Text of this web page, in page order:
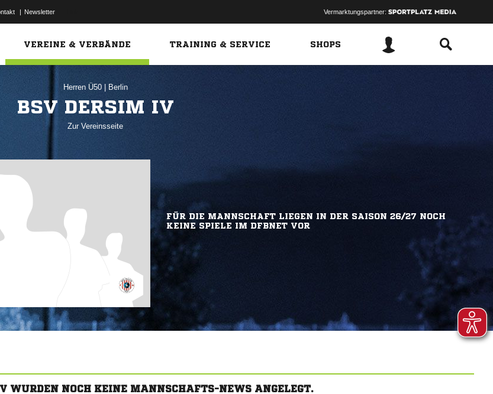
| Newsletter Vermarktungspartner:
VEREINE & VERBÄNDE TRAINING & SERVICE SHOPS
Herren Ü50 Berlin
BSV DERSIM IV
Zur Vereinsseite
FÜR DIE MANNSCHAFT LIEGEN IN DER SAISON 26/27 NOCH
KEINE SPIELE IM DFBNET VOR
WURDEN NOCH KEINE MANNSCHAFTS-NEWS ANGELEGT.